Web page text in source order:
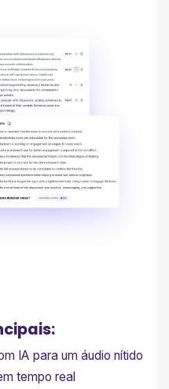
IA para um áudio nítido
tempo real